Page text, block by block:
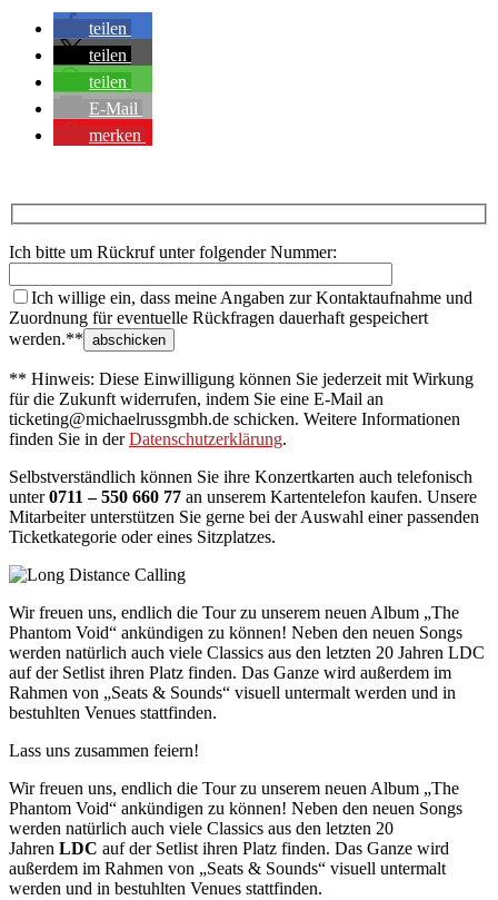
teilen
teilen
teilen
E-Mail
merken
Ich bitte um Rückruf unter folgender Nummer:
Ich willige ein, dass meine Angaben zur Kontaktaufnahme und
Zuordnung für eventuelle Rückfragen dauerhaft gespeichert
werden.**
** Hinweis: Diese Einwilligung können Sie jederzeit mit Wirkung
für die Zukunft widerrufen, indem Sie eine E-Mail an
ticketing@michaelrussgmbh.de schicken. Weitere Informationen
finden Sie in derDatenschutzerklärung.
Selbstverständlich können Sie ihre Konzertkarten auch telefonisch
unter0711 – 550 660 77 an unserem Kartentelefon kaufen. Unsere
Mitarbeiter unterstützen Sie gerne bei der Auswahl einer passenden
Ticketkategorie oder eines Sitzplatzes.
Wir freuen uns, endlich die Tour zu unserem neuen Album „The
Phantom Void“ ankündigen zu können! Neben den neuen Songs
werden natürlich auch viele Classics aus den letzten 20 Jahren LDC
auf der Setlist ihren Platz finden. Das Ganze wird außerdem im
Rahmen von „Seats & Sounds“ visuell untermalt werden und in
bestuhlten Venues stattfinden.
Lass uns zusammen feiern!
Wir freuen uns, endlich die Tour zu unserem neuen Album „The
Phantom Void“ ankündigen zu können! Neben den neuen Songs
werden natürlich auch viele Classics aus den letzten 20
Jahren LDC auf der Setlist ihren Platz finden. Das Ganze wird
außerdem im Rahmen von „Seats & Sounds“ visuell untermalt
werden und in bestuhlten Venues stattfinden.